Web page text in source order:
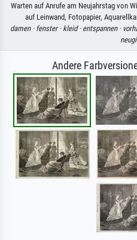
Warten auf Anrufe am Neujahrstag von
auf Leinwand, Fotopapier,
damen · fenster · kleid · entspannen ·
Andere